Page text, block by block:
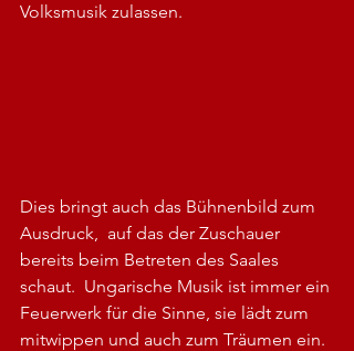
Volksmusik zulassen.
Dies bringt auch das Bühnenbild zum
Ausdruck,  auf das der Zuschauer
bereits beim Betreten des Saales
schaut.  Ungarische Musik ist immer ein
Feuerwerk für die Sinne, sie lädt zum
mitwippen und auch zum Träumen ein.